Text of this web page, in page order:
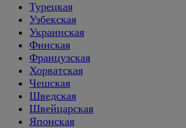
Турецкая
Узбекская
Украинская
Финская
Французская
Хорватская
Чешская
Шведская
Швейцарская
Японская